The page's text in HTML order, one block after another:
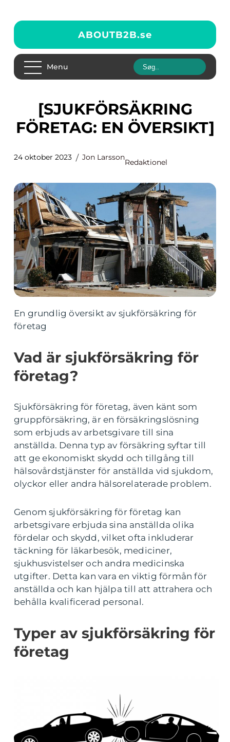
ABOUTB2B.se
Menu
[SJUKFÖRSÄKRING
FÖRETAG: EN ÖVERSIKT]
24 oktober 2023 Jon Larsson
Redaktionel
En grundlig översikt av sjukförsäkring för
företag
Vad är sjukförsäkring för
företag?
Sjukförsäkring för företag, även känt som
gruppförsäkring, är en försäkringslösning
som erbjuds av arbetsgivare till sina
anställda. Denna typ av försäkring syftar till
att ge ekonomiskt skydd och tillgång till
hälsovårdstjänster för anställda vid sjukdom,
olyckor eller andra hälsorelaterade problem.
Genom sjukförsäkring för företag kan
arbetsgivare erbjuda sina anställda olika
fördelar och skydd, vilket ofta inkluderar
täckning för läkarbesök, mediciner,
sjukhusvistelser och andra medicinska
utgifter. Detta kan vara en viktig förmån för
anställda och kan hjälpa till att attrahera och
behålla kvalificerad personal.
Typer av sjukförsäkring för
företag